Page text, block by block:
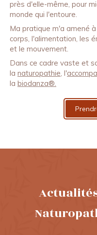
près d'elle-même, pour
monde qui l'entoure.
Ma pratique m'a amené
corps, l'alimentation, les
et le mouvement.
Dans ce cadre vaste et
la naturopathie, l'
la biodanza®.